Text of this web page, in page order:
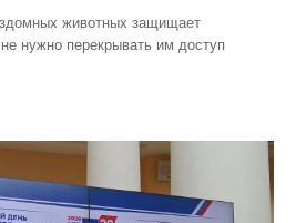
животных защищает
нужно перекрывать им доступ